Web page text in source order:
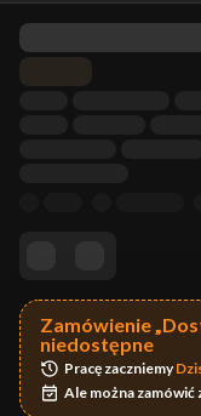
Zamówienie
niedostępne
Pracę zaczniemy
Ale można zamówić